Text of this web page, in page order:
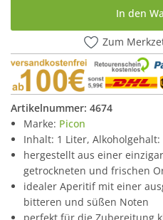
In den
Zum
Artikelnummer: 4674
Marke: Picon
Inhalt: 1 Liter, Alkoholgehalt:
hergestellt aus einer
getrockneten und frischen
idealer Aperitif mit einer
bitteren und süßen Noten